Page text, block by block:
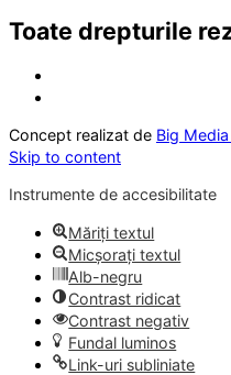
Toate drepturile
Concept realizat de Big
Skip to content
Instrumente de accesibilitate
Măriți textul
Micșorați textul
Alb-negru
Contrast ridicat
Contrast negativ
Fundal luminos
Link-uri subliniate